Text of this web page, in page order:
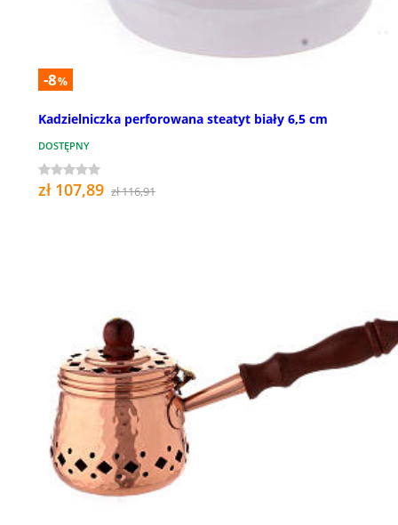
-8%
Kadzielniczka perforowana steatyt biały 6,5 cm
DOSTĘPNY
zł 107,89 zł 116,91